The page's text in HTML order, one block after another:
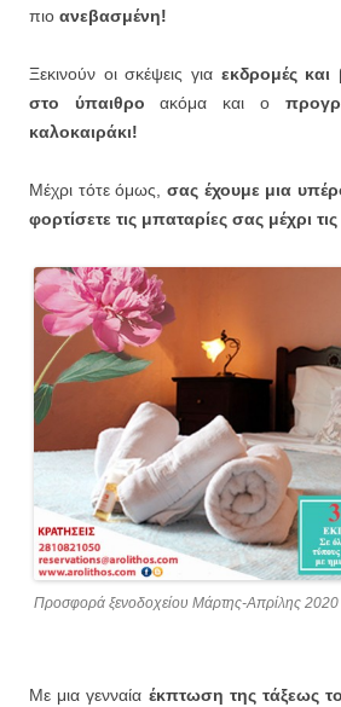
πιο ανεβασμένη!
Ξεκινούν οι σκέψεις για εκδρομές και
στο ύπαιθρο ακόμα και ο
καλοκαιράκι!
Μέχρι τότε όμως, σας έχουμε μια
φορτίσετε τις μπαταρίες σας μέχρι
Προσφορά ξενοδοχείου Μάρτης-Απρίλης 2020
Με μια γενναία έκπτωση της τάξεως